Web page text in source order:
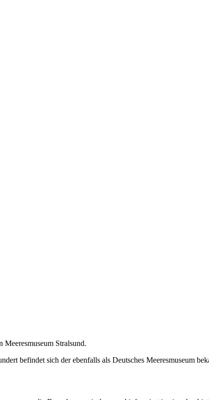
Meeresmuseum Stralsund.
befindet sich der ebenfalls als Deutsches Meeresmuseum